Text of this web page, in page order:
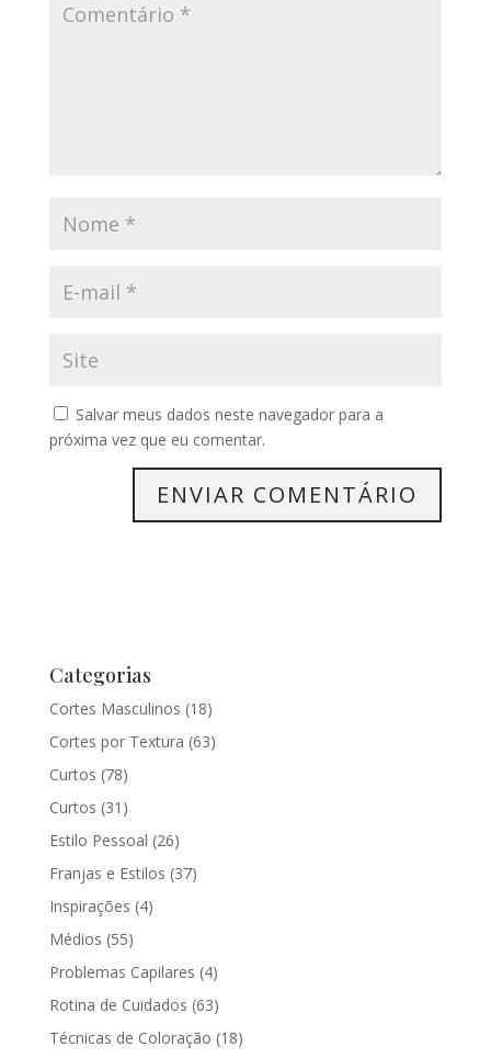
Salvar meus dados neste navegador para a
próxima vez que eu comentar.
Categorias
Cortes Masculinos (18)
Cortes por Textura (63)
Curtos (78)
Curtos (31)
Estilo Pessoal (26)
Franjas e Estilos (37)
Inspirações (4)
Médios (55)
Problemas Capilares (4)
Rotina de Cuidados (63)
Técnicas de Coloração (18)